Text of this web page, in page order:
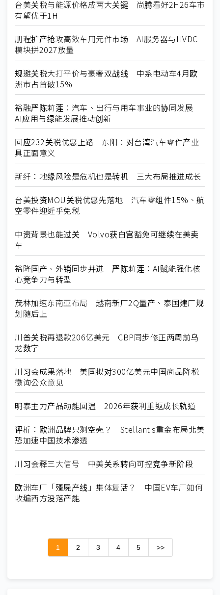
台美关税与能源价格成两大关键 尚腾看好2H26车市
有望优于1H
朋程扩产抢攻高效车用元件市场 AI服务器与HVDC
模块拼2027放量
规避关税大打平价与豪奢双战线 中系电动车4月欧
洲市占首破15%
裕融严陈莉莲：汽车、出行与用车事业的协同发展
AI应用与绿能发展推动创新
回应232关税优惠上路 东阳：对台湾汽车零件产业
具正面意义
新纤：地缘风险是危机也是转机 三大布局推进成长
台美投资MOU关税优惠先落地 汽车零组件15%、航
空零件迎近乎免税
中资背景也能过关 Volvo获白宫豁免可继续在美卖
车
裕隆国产、外销同步并进 严陈莉莲：AI赋能强化核
心竞争力与转型
茂林加速东南亚布局 越南新厂2Q量产、泰国建厂规
划随后上
川普关税再退款206亿美元 CBP同步修正两周前乌
龙数字
川习会成果落地 美国拟对300亿美元中国商品降税
徵询公众意见
明泰主力产品动能回温 2026年获利重返成长轨道
评析：欧洲品牌只剩空壳？ Stellantis重金布局北美
恐加速中国技术渗透
川习会释三大信号 中美关系转向可控竞争新阶段
欧洲车厂「殭屍产线」集体复活？ 中国EV车厂如何
收编西方没落产能
1 2 3 4 5 >>